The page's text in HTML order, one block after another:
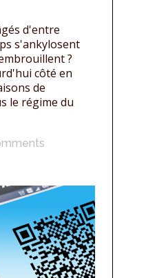
d'entre
s'ankylosent
?
côté en
de
le régime du